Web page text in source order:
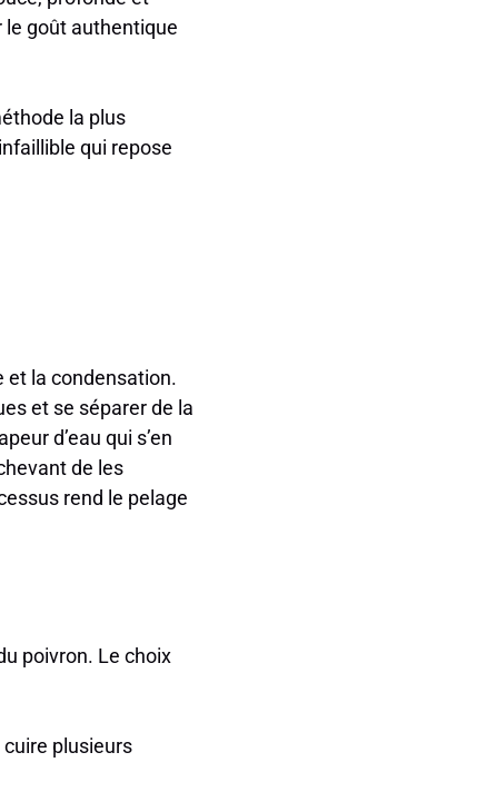
le goût authentique
la plus
qui repose
et la condensation.
et se séparer de la
d’eau qui s’en
de les
rend le pelage
poivron. Le choix
plusieurs